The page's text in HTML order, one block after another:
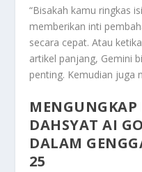
“Bisakah kamu ringkas
memberikan inti
secara cepat. Atau
artikel panjang, Gemini
penting. Kemudian juga
MENGUNGKAP
DAHSYAT AI
DALAM
25